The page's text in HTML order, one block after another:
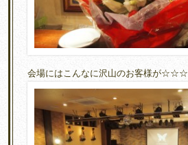
会場にはこんなに沢山のお客様が☆☆☆